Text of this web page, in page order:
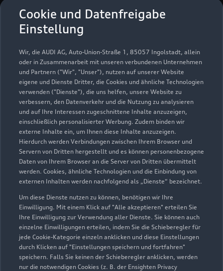
Cookie und Datenfreigabe
Einstellung
Wir, die AUDI AG, Auto-Union-Straße 1, 85057 Ingolstadt, allein
oder in Zusammenarbeit mit unseren verbundenen Unternehmen
und Partnern ("Wir", "Unser"), nutzen auf unserer Website
eigene und Dienste Dritter, die Cookies und ähnliche Technologien
verwenden ("Dienste"), die uns helfen, unsere Website zu
verbessern, den Datenverkehr und die Nutzung zu analysieren
und auf Ihre Interessen zugeschnittene Inhalte anzuzeigen,
einschließlich personalisierter Werbung. Zudem binden wir
externe Inhalte ein, um Ihnen diese Inhalte anzuzeigen.
Hierdurch werden Verbindungen zwischen Ihrem Browser und
Servern von Dritten hergestellt und es können personenbezogene
Daten von Ihrem Browser an die Server von Dritten übermittelt
werden. Cookies, ähnliche Technologien und die Einbindung von
externen Inhalten werden nachfolgend als „Dienste“ bezeichnet.
Um diese Dienste nutzen zu können, benötigen wir Ihre
Einwilligung. Mit einem Klick auf "Alle akzeptieren" erteilen Sie
Ihre Einwilligung zur Verwendung aller Dienste. Sie können auch
einzelne Einwilligungen erteilen, indem Sie die Schieberegler für
jede Cookie-Kategorie einzeln anklicken und diese Einstellungen
durch Klicken auf "Einstellungen speichern und fortfahren"
speichern. Falls Sie keinen der Schieberegler anklicken, werden
nur die notwendigen Cookies (z. B. der Ensighten Privacy
Autohaus Schlesiger
GmbH
Land-Weg 1
06526 Sangerhausen
03464 27320
autohaus@autohaus-schlesiger.de